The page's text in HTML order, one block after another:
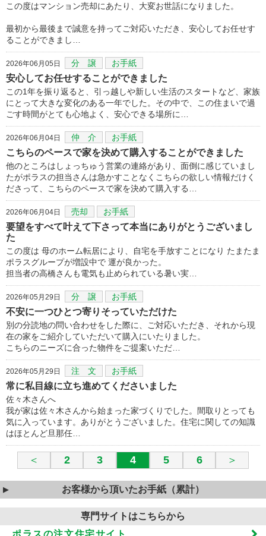
この度はマンション売却にあたり、大変お世話になりました。
最初から最後まで誠意を持ってご対応いただき、安心してお任せす
ることができまし…
2026年06月05日 分 譲 お手紙
安心してお任せすることができました
この1年を振り返ると、引っ越しや新しい生活のスタートなど、家族
にとって大きな変化のある一年でした。その中で、この住まいで過
ごす時間がとても心地よく、安心できる場所に…
2026年06月04日 仲 介 お手紙
こちらのペースで家を決めて購入することができました
他のところはしょっちゅう営業の連絡があり、面倒に感じていまし
たがポラスの担当さんは急かすことなくこちらの欲しい情報だけく
ださって、こちらのペースで家を決めて購入する…
2026年06月04日 売却 お手紙
要望をすべて叶えて下さって本当にありがとうございまし
た
この度は 母のホーム転居により、自宅を手放すことになり たまたま
ポラスグループが増設中で 運が良かった。
担当者の高橋さんも電気も止められている暑い実…
2026年05月29日 分 譲 お手紙
不安に一つひとつ寄りそっていただけた
別の分読地の問い合わせをした際に、ご対応いただき、それから現
在の家をご紹介していただいて購入にいたりました。
こちらのニーズに合った物件をご提案いただ…
2026年05月29日 注 文 お手紙
常に私目線に立ち進めてくださいました
佐々木さんへ
我が家は佐々木さんから始まった家づくりでした。間取りとっても
気に入っています。ありがとうございました。住宅に関しての知識
はほとんど旦那任…
＜ 2 3 4 5 6 ＞
お客様から頂いたお手紙（累計）
専門サイトはこちらから
ポラスの注文住宅サイト